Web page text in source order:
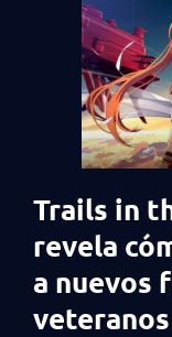
Trails in
revela
a nuevos
veteranos